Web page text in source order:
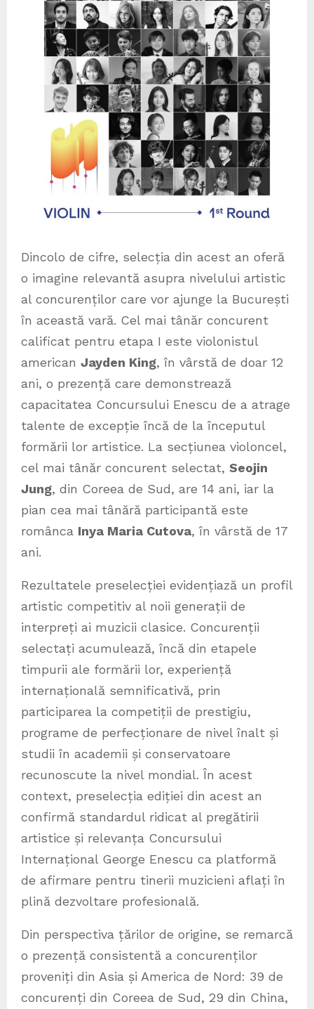
Dincolo de cifre, selecția din acest an oferă
o imagine relevantă asupra nivelului artistic
al concurenților care vor ajunge la București
în această vară. Cel mai tânăr concurent
calificat pentru etapa I este violonistul
american Jayden King, în vârstă de doar 12
ani, o prezență care demonstrează
capacitatea Concursului Enescu de a atrage
talente de excepție încă de la începutul
formării lor artistice. La secțiunea violoncel,
cel mai tânăr concurent selectat, Seojin
Jung, din Coreea de Sud, are 14 ani, iar la
pian cea mai tânără participantă este
românca Inya Maria Cutova, în vârstă de 17
ani.
Rezultatele preselecției evidențiază un profil
artistic competitiv al noii generații de
interpreți ai muzicii clasice. Concurenții
selectați acumulează, încă din etapele
timpurii ale formării lor, experiență
internațională semnificativă, prin
participarea la competiții de prestigiu,
programe de perfecționare de nivel înalt și
studii în academii și conservatoare
recunoscute la nivel mondial. În acest
context, preselecția ediției din acest an
confirmă standardul ridicat al pregătirii
artistice și relevanța Concursului
Internațional George Enescu ca platformă
de afirmare pentru tinerii muzicieni aflați în
plină dezvoltare profesională.
Din perspectiva țărilor de origine, se remarcă
o prezență consistentă a concurenților
proveniți din Asia și America de Nord: 39 de
concurenți din Coreea de Sud, 29 din China,